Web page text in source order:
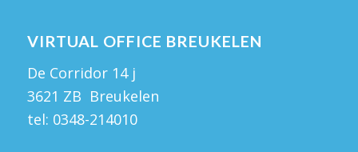
VIRTUAL OFFICE BREUKELEN
De Corridor 14 j
3621 ZB Breukelen
tel: 0348-214010